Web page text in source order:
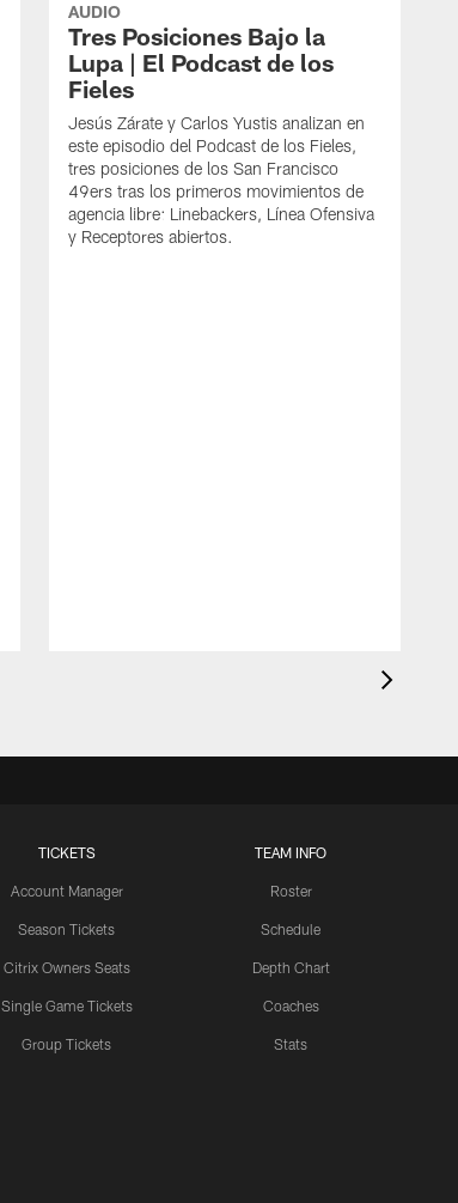
AUDIO
Tres Posiciones Bajo la
Lupa | El Podcast de los
Fieles
Jesús Zárate y Carlos Yustis analizan en
este episodio del Podcast de los Fieles,
tres posiciones de los San Francisco
49ers tras los primeros movimientos de
agencia libre: Linebackers, Línea Ofensiva
y Receptores abiertos.
TICKETS
Account Manager
Season Tickets
Citrix Owners Seats
Single Game Tickets
Group Tickets
TEAM INFO
Roster
Schedule
Depth Chart
Coaches
Stats